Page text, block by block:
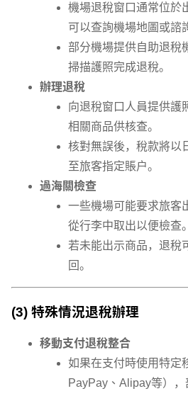
機場退稅窗口通常位於
可以查詢機場地圖或諮
部分機場提供自助退稅
掃描護照完成退稅。
辦理退稅
向退稅窗口人員提供護
相關商品供核查。
核對無誤後，稅款將以
至旅客指定賬戶。
過海關檢查
一些機場可能要求旅客
從行李中取出以便檢查。
若未能出示商品，退稅
回。
(3) 特殊情況退稅辦理
移動支付退稅整合
如果在支付時使用特定
PayPay、Alipay等）